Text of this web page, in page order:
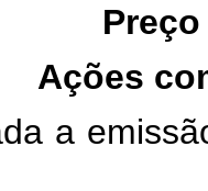
Ações
a